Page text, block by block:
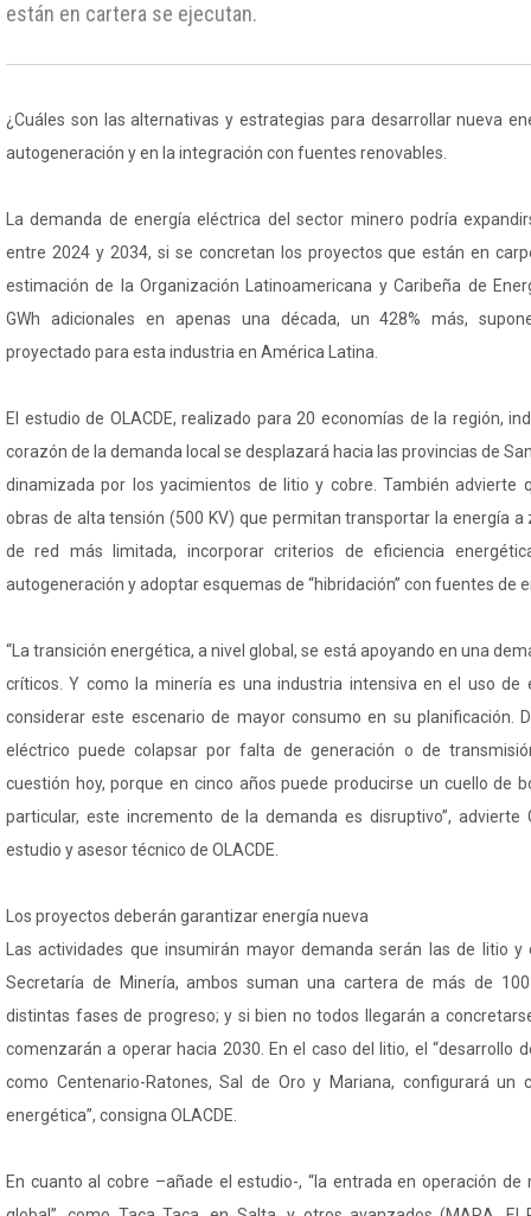
están en cartera se ejecutan.
¿Cuáles son las alternativas y estrategias para desarrollar nueva
autogeneración y en la integración con fuentes renovables.
La demanda de energía eléctrica del sector minero podría
entre 2024 y 2034, si se concretan los proyectos que están en
estimación de la Organización Latinoamericana y Caribeña de
GWh adicionales en apenas una década, un 428% más,
proyectado para esta industria en América Latina.
El estudio de OLACDE, realizado para 20 economías de la región,
corazón de la demanda local se desplazará hacia las provincias de
dinamizada por los yacimientos de litio y cobre. También advierte
obras de alta tensión (500 KV) que permitan transportar la energía
de red más limitada, incorporar criterios de eficiencia
autogeneración y adoptar esquemas de “hibridación” con fuentes de
“La transición energética, a nivel global, se está apoyando en una
críticos. Y como la minería es una industria intensiva en el uso de
considerar este escenario de mayor consumo en su planificación.
eléctrico puede colapsar por falta de generación o de
cuestión hoy, porque en cinco años puede producirse un cuello de
particular, este incremento de la demanda es disruptivo”, advierte
estudio y asesor técnico de OLACDE.
Los proyectos deberán garantizar energía nueva
Las actividades que insumirán mayor demanda serán las de litio
Secretaría de Minería, ambos suman una cartera de más de
distintas fases de progreso; y si bien no todos llegarán a
comenzarán a operar hacia 2030. En el caso del litio, el “desarrollo
como Centenario-Ratones, Sal de Oro y Mariana, configurará un
energética”, consigna OLACDE.
En cuanto al cobre –añade el estudio-, “la entrada en operación de